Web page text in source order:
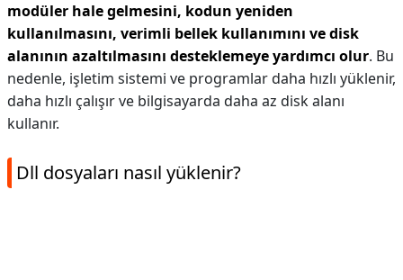
modüler hale gelmesini, kodun yeniden
kullanılmasını, verimli bellek kullanımını ve disk
alanının azaltılmasını desteklemeye yardımcı olur. Bu
nedenle, işletim sistemi ve programlar daha hızlı yüklenir,
daha hızlı çalışır ve bilgisayarda daha az disk alanı
kullanır.
Dll dosyaları nasıl yüklenir?